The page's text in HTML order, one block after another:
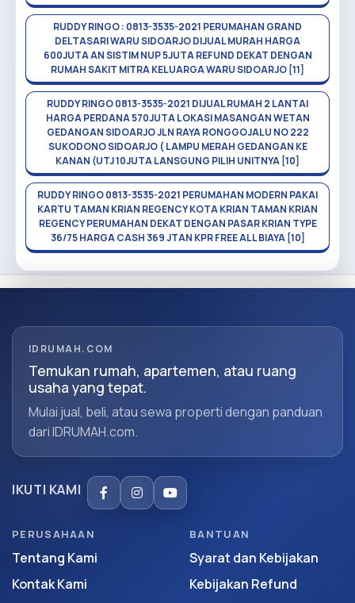
RUDDY RINGO : 0813-3535-2021 PERUMAHAN GRAND
DELTASARI WARU SIDOARJO DIJUAL MURAH HARGA
600JUTA AN SISTIM NUP 5JUTA REFUND DEKAT DENGAN
RUMAH SAKIT MITRA KELUARGA WARU SIDOARJO [11]
RUDDY RINGO 0813-3535-2021 DIJUAL RUMAH 2 LANTAI
HARGA PERDANA 570JUTA LOKASI MASANGAN WETAN
GEDANGAN SIDOARJO JLN RAYA RONGGOJALU NO 222
SUKODONO SIDOARJO ( LAMPU MERAH GEDANGAN KE
KANAN (UTJ 10JUTA LANSGUNG PILIH UNITNYA [10]
RUDDY RINGO 0813-3535-2021 PERUMAHAN MODERN PAKAI
KARTU TAMAN KRIAN REGENCY KOTA KRIAN TAMAN KRIAN
REGENCY PERUMAHAN DEKAT DENGAN PASAR KRIAN TYPE
36/75 HARGA CASH 369 JTAN KPR FREE ALL BIAYA [10]
IDRUMAH.COM
Temukan rumah, apartemen, atau ruang
usaha yang tepat.
Mulai jual, beli, atau sewa properti dengan panduan
dari IDRUMAH.com.
IKUTI KAMI
PERUSAHAAN
Tentang Kami
Kontak Kami
BANTUAN
Syarat dan Kebijakan
Kebijakan Refund